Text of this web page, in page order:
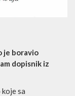
je boravio
dopisnik iz
sa